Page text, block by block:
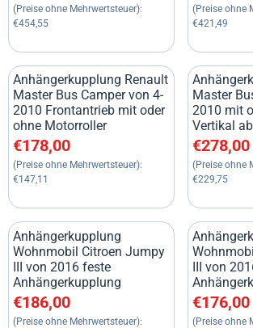
(Preise ohne Mehrwertsteuer):
€454,55
(Preise ohne
€421,49
Anhängerkupplung Renault
Master Bus Camper von 4-
2010 Frontantrieb mit oder
ohne Motorroller
Preis: 178,00, ohne MwSt.: 147,11
€178,00
(Preise ohne Mehrwertsteuer):
€147,11
Master
2010 mit
Vertikal
Preis:
€278,00
(Preise ohne
€229,75
Anhängerkupplung
Wohnmobil Citroen Jumpy
III von 2016 feste
Anhängerkupplung
Preis: 186,00, ohne MwSt.: 153,72
€186,00
(Preise ohne Mehrwertsteuer):
III von
Preis:
€176,00
(Preise ohne